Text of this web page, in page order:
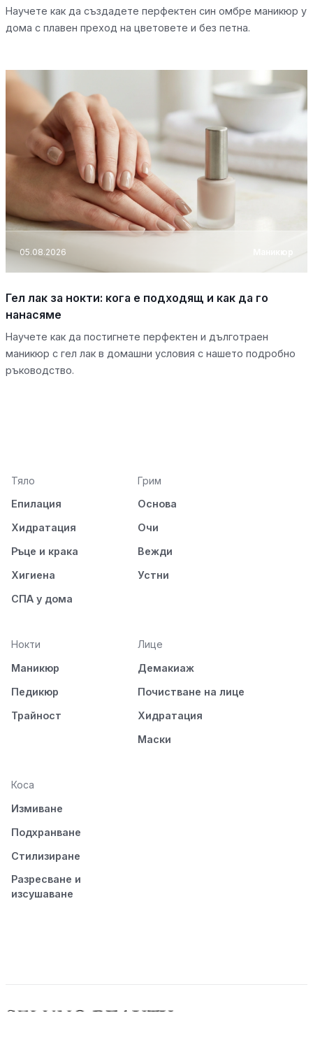
Научете как да създадете перфектен син омбре маникюр у
дома с плавен преход на цветовете и без петна.
05.08.2026
Гел лак за нокти: кога е подходящ и как да го
нанасяме
Научете как да постигнете перфектен и дълготраен
маникюр с гел лак в домашни условия с нашето подробно
ръководство.
Тяло
Епилация
Хидратация
Ръце и крака
Хигиена
СПА у дома
Грим
Основа
Очи
Вежди
Устни
Нокти
Маникюр
Педикюр
Трайност
Лице
Демакиаж
Почистване на лице
Хидратация
Маски
Коса
Измиване
Подхранване
Стилизиране
Разресване и
изсушаване